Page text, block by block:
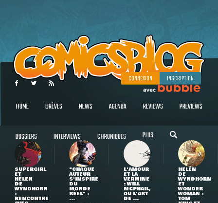
CONNEXION INSCRIPTION
HOME BRÈVES NEWS AGENDA REVIEWS PREVIEWS
DOSSIERS INTERVIEWS CHRONIQUES PLUS
SUPERGIRL
ET
HELEN
DE
WYNDHORN
:
RENCONTRE
"CHAQUE
AUTEUR
S'INSPIRE
DU
MONDE
RÉEL" :
...
L'AMOUR
ET LA
VERMINE
: WILL
MCPHAIL,
OU L'ART
DE ...
HELEN
DE
WYNDHORN
ET
WONDER
WOMAN :
TOM